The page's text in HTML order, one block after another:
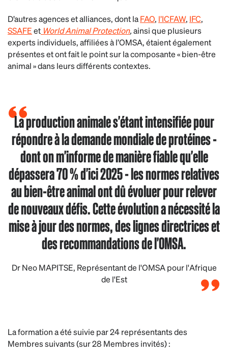
D’autres agences et alliances, dont laFAO, l’ICFAW, IFC,
SSAFEet World Animal Protection,ainsi que plusieurs
experts individuels, affiliées à l’OMSA, étaient également
présentes et ont fait le point sur la composante « bien-être
animal » dans leurs différents contextes.
La production animale s'étant intensifiée pour
répondre à la demande mondiale de protéines -
dont on m'informe de manière fiable qu'elle
dépassera 70 % d'ici 2025 - les normes relatives
au bien-être animal ont dû évoluer pour relever
de nouveaux défis. Cette évolution a nécessité la
mise à jour des normes, des lignes directrices et
des recommandations de l'OMSA.
Dr Neo MAPITSE, Représentant de l'OMSA pour l'Afrique
de l'Est
La formation a été suivie par 24 représentants des
Membres suivants (sur 28 Membres invités) :